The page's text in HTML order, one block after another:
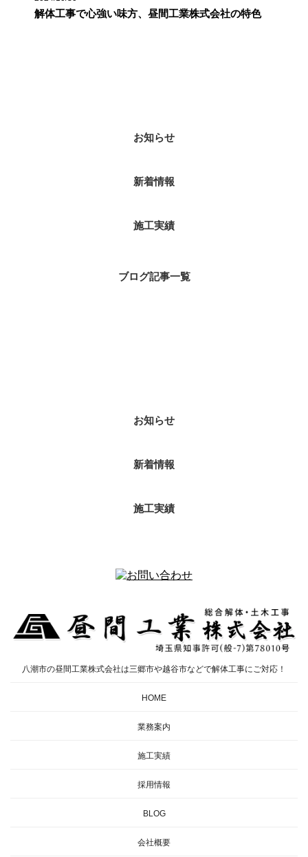
解体工事で心強い味方、昼間工業株式会社の特色
お知らせ
新着情報
施工実績
ブログ記事一覧
お知らせ
新着情報
施工実績
八潮市の昼間工業株式会社は三郷市や越谷市などで解体工事にご対応！
HOME
業務案内
施工実績
採用情報
BLOG
会社概要